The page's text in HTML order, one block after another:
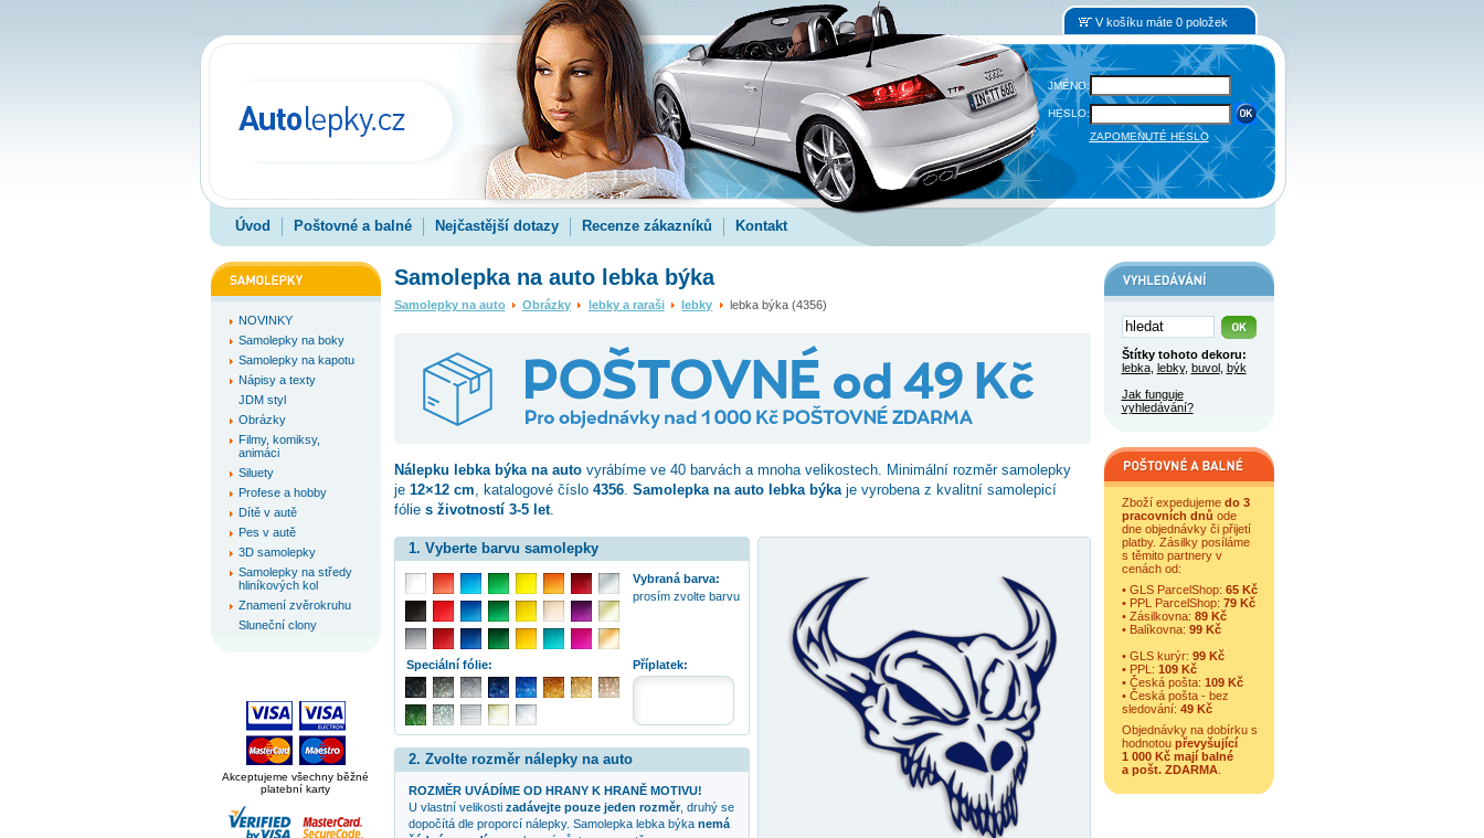
V košíku máte 0 položek
JMÉNO:
HESLO:
ZAPOMENUTÉ HESLO
Úvod Poštovné a balné Nejčastější dotazy Recenze zákazníků Kontakt
NOVINKY
Samolepky na boky
Samolepky na kapotu
Nápisy a texty
JDM styl
Obrázky
Filmy, komiksy,
animáci
Siluety
Profese a hobby
Dítě v autě
Pes v autě
3D samolepky
Samolepky na středy
hliníkových kol
Znamení zvěrokruhu
Sluneční clony
Akceptujeme všechny běžné
platební karty
Samolepka na auto lebka býka
Samolepky na auto Obrázky lebky a raraši lebky lebka býka (4356)
Nálepku lebka býkana autovyrábíme ve 40 barvách a mnoha velikostech. Minimální rozměr samolepky
je 12×12 cm, katalogové číslo 4356. Samolepka na auto lebka býkaje vyrobena z kvalitní samolepicí
fólie s životností 3-5 let.
1. Vyberte barvu samolepky
Vybraná barva:
prosím zvolte barvu
Příplatek:
Speciální fólie:
2. Zvolte rozměr nálepky na auto
ROZMĚR UVÁDÍME OD HRANY K HRANĚ MOTIVU!
U vlastní velikosti zadávejte pouze jeden rozměr, druhý se
dopočítá dle proporcí nálepky. Samolepka lebka býka nemá
Štítky tohoto dekoru:
lebka, lebky, buvol, býk
Jak funguje
vyhledávání?
Zboží expedujeme do 3
pracovních dnů ode
dne objednávky či přijetí
platby. Zásilky posíláme
s těmito partnery v
cenách od:
• GLS ParcelShop: 65 Kč
• PPL ParcelShop: 79 Kč
• Zásilkovna: 89 Kč
• Balíkovna: 99 Kč
• GLS kurýr: 99 Kč
• PPL: 109 Kč
• Česká pošta: 109 Kč
• Česká pošta - bez
sledování: 49 Kč
Objednávky na dobírku s
hodnotou převyšující
1 000 Kč mají balné
a pošt. ZDARMA.